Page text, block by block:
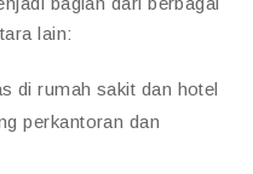
lain:
di rumah sakit dan hotel
perkantoran dan